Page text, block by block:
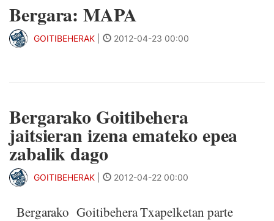
Bergara: MAPA
GOITIBEHERAK 2012-04-23 00:00
Bergarako Goitibehera
jaitsieran izena emateko epea
zabalik dago
GOITIBEHERAK 2012-04-22 00:00
Bergarako Goitibehera Txapelketan parte